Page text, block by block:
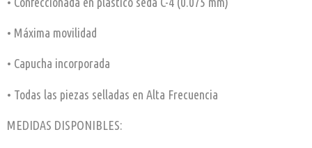
• Máxima movilidad
• Capucha incorporada
• Todas las piezas selladas en Alta Frecuencia
MEDIDAS DISPONIBLES: